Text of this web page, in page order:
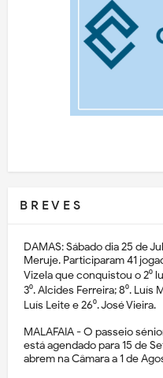
B R E V E S
DAMAS: Sábado dia 25 de
Meruje. Participaram 41
Vizela que conquistou o 2⁰
3⁰. Alcides Ferreira; 8⁰. Luís
Luís Leite e 26⁰. José Vieira.
MALAFAIA - O passeio
está agendado para 15 de
abrem na Câmara a 1 de